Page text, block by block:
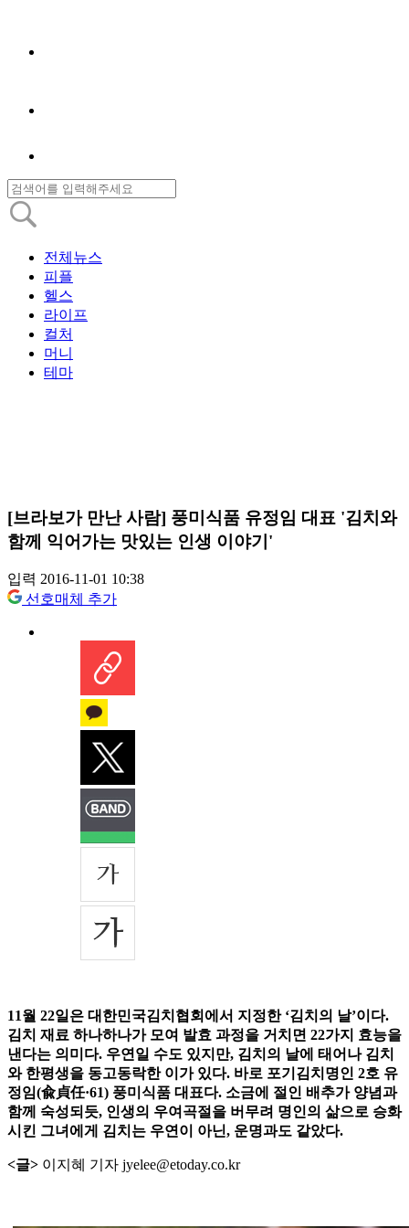
전체뉴스
피플
헬스
라이프
컬처
머니
테마
[브라보가 만난 사람] 풍미식품 유정임 대표 '김치와
함께 익어가는 맛있는 인생 이야기'
입력 2016-11-01 10:38
선호매체 추가
11월 22일은 대한민국김치협회에서 지정한 ‘김치의 날’이다.
김치 재료 하나하나가 모여 발효 과정을 거치면 22가지 효능을
낸다는 의미다. 우연일 수도 있지만, 김치의 날에 태어나 김치
와 한평생을 동고동락한 이가 있다. 바로 포기김치명인 2호 유
정임(兪貞任·61) 풍미식품 대표다. 소금에 절인 배추가 양념과
함께 숙성되듯, 인생의 우여곡절을 버무려 명인의 삶으로 승화
시킨 그녀에게 김치는 우연이 아닌, 운명과도 같았다.
<글> 이지혜 기자 jyelee@etoday.co.kr